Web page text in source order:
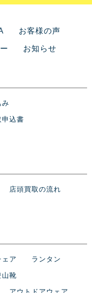
お客様の声
お知らせ
み
申込書
店頭買取の流れ
ェア ランタン
山靴